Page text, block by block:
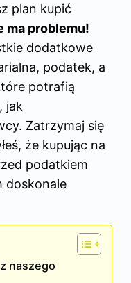
plan kupić
ma problemu!
dodatkowe
podatek, a
potrafią
jak
Zatrzymaj się
że kupując na
podatkiem
doskonale
naszego